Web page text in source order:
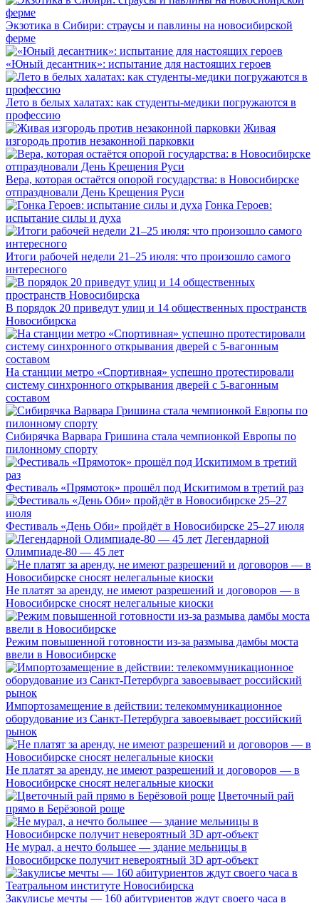
Экзотика в Сибири: страусы и павлины на новосибирской
ферме
«Юный десантник»: испытание для настоящих героев
Лето в белых халатах: как студенты-медики погружаются в
профессию
Живая
изгородь против незаконной парковки
Вера, которая остаётся опорой государства: в Новосибирске
отпраздновали День Крещения Руси
Гонка Героев:
испытание силы и духа
Итоги рабочей недели 21–25 июля: что произошло самого
интересного
В порядок 20 приведут улиц и 14 общественных пространств
Новосибирска
На станции метро «Спортивная» успешно протестировали
систему синхронного открывания дверей с 5-вагонным
составом
Сибирячка Варвара Гришина стала чемпионкой Европы по
пилонному спорту
Фестиваль «Прямоток» прошёл под Искитимом в третий раз
Фестиваль «День Оби» пройдёт в Новосибирске 25–27 июля
Легендарной
Олимпиаде-80 — 45 лет
Не платят за аренду, не имеют разрешений и договоров — в
Новосибирске сносят нелегальные киоски
Режим повышенной готовности из-за размыва дамбы моста
ввели в Новосибирске
Импортозамещение в действии: телекоммуникационное
оборудование из Санкт-Петербурга завоевывает российский
рынок
Не платят за аренду, не имеют разрешений и договоров — в
Новосибирске сносят нелегальные киоски
Цветочный рай
прямо в Берёзовой роще
Не мурал, а нечто большее — здание мельницы в
Новосибирске получит невероятный 3D арт-объект
Закулисье мечты — 160 абитуриентов ждут своего часа в